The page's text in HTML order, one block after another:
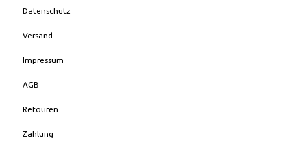
Datenschutz
Versand
Impressum
AGB
Retouren
Zahlung